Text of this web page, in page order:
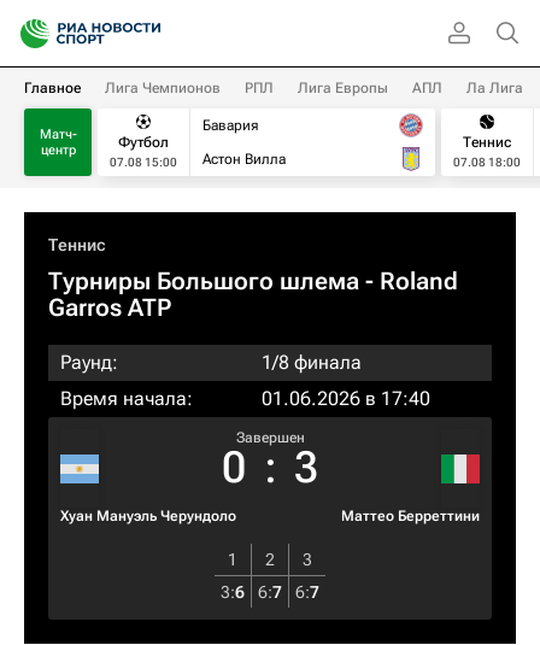
Главное Лига Чемпионов РПЛ Лига Европы АПЛ Ла Лига
Матч-
центр
Футбол
07.08 15:00
Бавария
Астон Вилла
Теннис
07.08 18:00
Теннис
Турниры Большого шлема - Roland
Garros ATP
Раунд:
1/8 финала
Время начала:
01.06.2026 в 17:40
Хуан Мануэль Черундоло
Завершен
0 : 3
Маттео Берреттини
1 2
3
3:6 6:7 6:7